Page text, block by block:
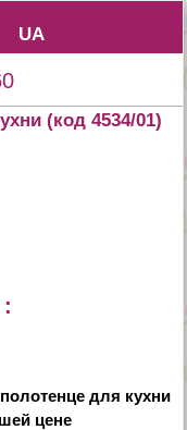
UA
UA
(код 4534/01)
для кухни
цене